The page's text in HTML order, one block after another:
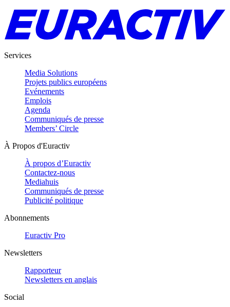
Services
Media Solutions
Projets publics européens
Evénements
Emplois
Agenda
Communiqués de presse
Members’ Circle
À Propos d'Euractiv
À propos d’Euractiv
Contactez-nous
Mediahuis
Communiqués de presse
Publicité politique
Abonnements
Euractiv Pro
Newsletters
Rapporteur
Newsletters en anglais
Social